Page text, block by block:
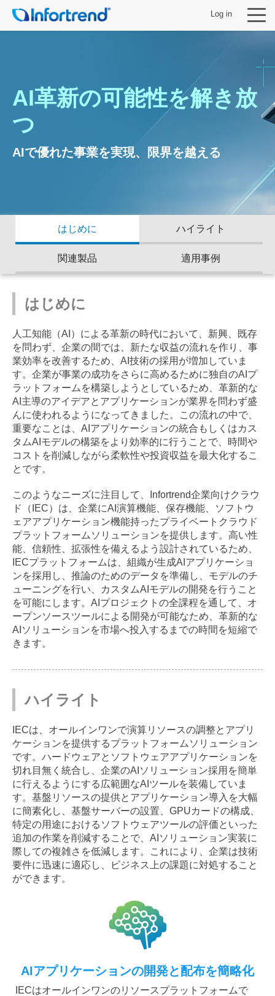
Log in
AI革新の可能性を解き放
つ
AIで優れた事業を実現、限界を越える
はじめに ハイライト
関連製品 適用事例
はじめに
人工知能（AI）による革新の時代において、新興、既存
を問わず、企業の間では、新たな収益の流れを作り、事
業効率を改善するため、AI技術の採用が増加していま
す。企業が事業の成功をさらに高めるために独自のAIプ
ラットフォームを構築しようとしているため、革新的な
AI主導のアイデアとアプリケーションが業界を問わず盛
んに使われるようになってきました。この流れの中で、
重要なことは、AIアプリケーションの統合もしくはカス
タムAIモデルの構築をより効率的に行うことで、時間や
コストを削減しながら柔軟性や投資収益を最大化するこ
とです。
このようなニーズに注目して、Infortrend企業向けクラウ
ド（IEC）は、企業にAI演算機能、保存機能、ソフトウ
ェアアプリケーション機能持ったプライベートクラウド
プラットフォームソリューションを提供します。高い性
能、信頼性、拡張性を備えるよう設計されているため、
IECプラットフォームは、組織が生成AIアプリケーショ
ンを採用し、推論のためのデータを準備し、モデルのチ
ューニングを行い、カスタムAIモデルの開発を行うこと
を可能にします。AIプロジェクトの全課程を通して、オ
ープンソースツールによる開発が可能なため、革新的な
AIソリューションを市場へ投入するまでの時間を短縮で
きます。
ハイライト
IECは、オールインワンで演算リソースの調整とアプリ
ケーションを提供するプラットフォームソリューション
です。ハードウェアとソフトウェアアプリケーションを
切れ目無く統合し、企業のAIソリューション採用を簡単
に行えるようにする広範囲なAIツールを装備していま
す。基盤リソースの提供とアプリケーション導入を大幅
に簡素化し、基盤サーバーの設置、GPUカードの構成、
特定の用途におけるソフトウェアツールの評価といった
追加の作業を削減することで、AIソリューション実装に
際しての複雑さを低減します。これにより、企業は技術
要件に迅速に適応し、ビジネス上の課題に対処すること
ができます。
AIアプリケーションの開発と配布を簡略化
IECはオールインワンのリソースプラットフォームで
製品
ソリューション
Infortrendについて